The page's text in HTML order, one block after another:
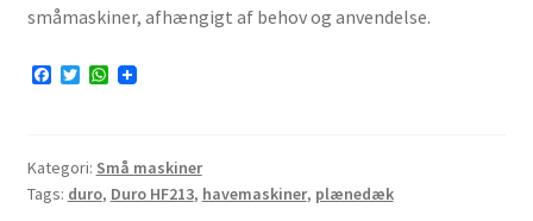
småmaskiner, afhængigt af behov og anvendelse.
F
o
o
k
T
e
r
W
A
p
p
Kategori: Små maskiner
Tags: duro, Duro HF213, havemaskiner, plænedæk